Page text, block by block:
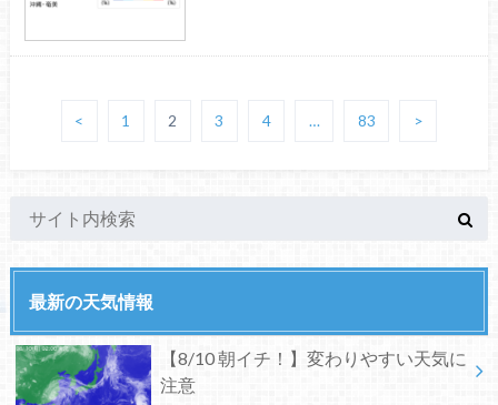
< 1 2 3 4 … 83 >
最新の天気情報
【8/10 朝イチ！】変わりやすい天気に
注意